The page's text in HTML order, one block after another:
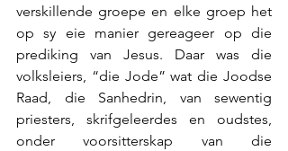
verskillende groepe en elke groep het
op sy eie manier gereageer op die
prediking van Jesus. Daar was die
volksleiers, “die Jode” wat die Joodse
Raad, die Sanhedrin, van sewentig
priesters, skrifgeleerdes en oudstes,
onder voorsitterskap van die